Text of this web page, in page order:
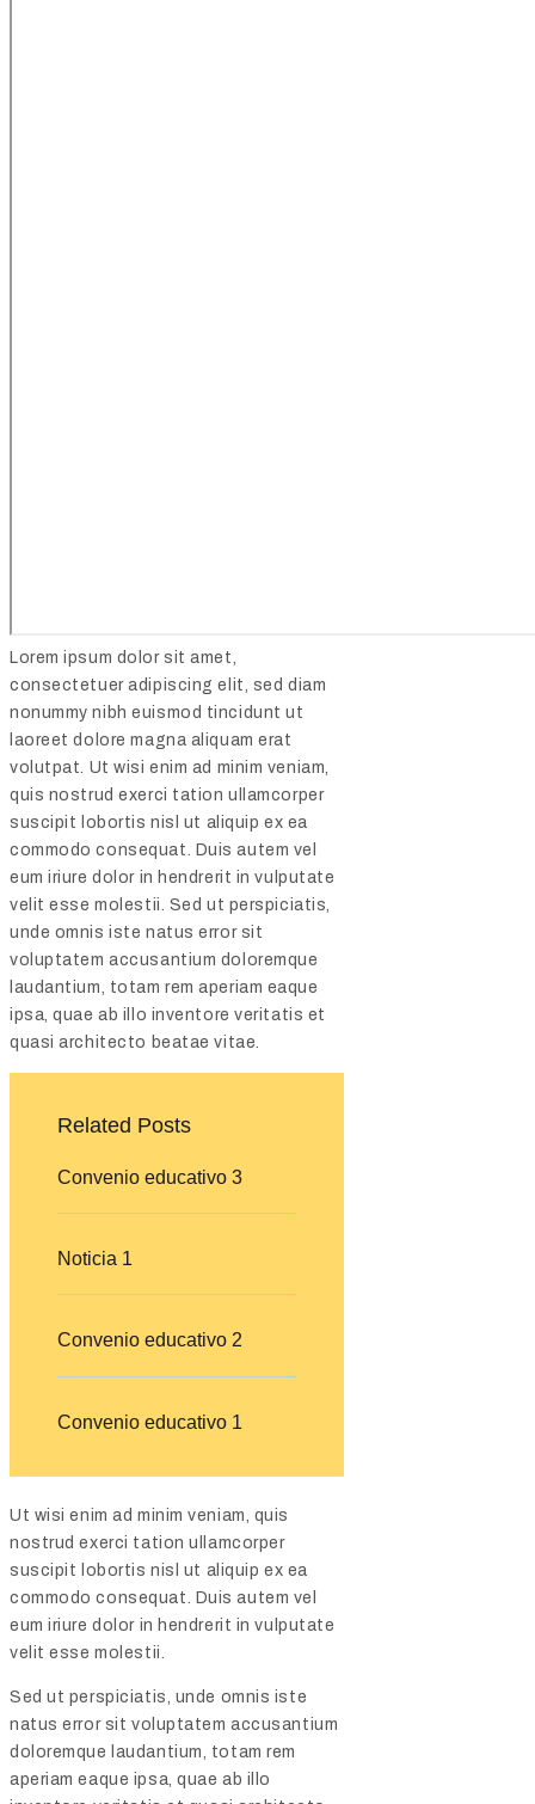
Lorem ipsum dolor sit amet,
consectetuer adipiscing elit, sed diam
nonummy nibh euismod tincidunt ut
laoreet dolore magna aliquam erat
volutpat. Ut wisi enim ad minim veniam,
quis nostrud exerci tation ullamcorper
suscipit lobortis nisl ut aliquip ex ea
commodo consequat. Duis autem vel
eum iriure dolor in hendrerit in vulputate
velit esse molestii. Sed ut perspiciatis,
unde omnis iste natus error sit
voluptatem accusantium doloremque
laudantium, totam rem aperiam eaque
ipsa, quae ab illo inventore veritatis et
quasi architecto beatae vitae.
Related Posts
Convenio educativo 3
Noticia 1
Convenio educativo 2
Convenio educativo 1
Ut wisi enim ad minim veniam, quis
nostrud exerci tation ullamcorper
suscipit lobortis nisl ut aliquip ex ea
commodo consequat. Duis autem vel
eum iriure dolor in hendrerit in vulputate
velit esse molestii.
Sed ut perspiciatis, unde omnis iste
natus error sit voluptatem accusantium
doloremque laudantium, totam rem
aperiam eaque ipsa, quae ab illo